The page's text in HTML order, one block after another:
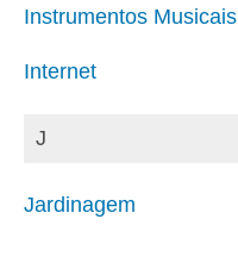
Instrumentos Musicais
Internet
J
Jardinagem